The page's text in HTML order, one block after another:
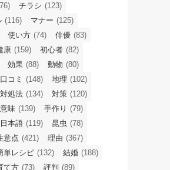
チラシ (123)
(116) マナー (125)
使い方 (74) 俳優 (83)
康 (159) 初心者 (82)
効果 (88) 動物 (80)
口コミ (148) 地理 (102)
対処法 (134) 対策 (120)
意味 (139) 手作り (79)
日本語 (119) 昆虫 (78)
意点 (421) 理由 (367)
単レシピ (132) 結婚 (188)
て方 (73) 評判 (89)